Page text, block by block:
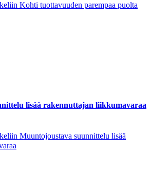
Kohti tuottavuuden parempaa puolta
lisää rakennuttajan liikkumavaraa
Muuntojoustava suunnittelu lisää